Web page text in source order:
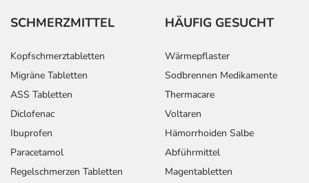
SCHMERZMITTEL
Kopfschmerztabletten
Migräne Tabletten
ASS Tabletten
Diclofenac
Ibuprofen
Paracetamol
Regelschmerzen Tabletten
HÄUFIG GESUCHT
Wärmepflaster
Sodbrennen Medikamente
Thermacare
Voltaren
Hämorrhoiden Salbe
Abführmittel
Magentabletten